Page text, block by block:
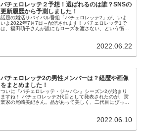
バチェロレッテ２予想！選ばれるのは誰？SNSの
更新履歴から予測しました！
話題の婚活サバイバル番組「バチェロレッテ2」が、いよ
いよ2022年7月7日～配信されます！ バチェロレッテ1で
は、福田萌子さんが誰にもローズを渡さない、という衝撃
2022.06.22
バチェロレッテ2の男性メンバーは？経歴や画像
をまとめました！
ついに『バチェロレッテ・ジャパン』シーズン2が始まり
ますね！ バチェロレッテ2代目として発表されたのが、実
業家の尾崎美紀さん。品があって美しく、二代目にぴった
2022.06.10